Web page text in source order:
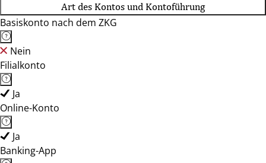
Art des Kontos und Kontoführung
Basiskonto nach dem ZKG
Nein
Filialkonto
Ja
Online-Konto
Ja
Banking-App